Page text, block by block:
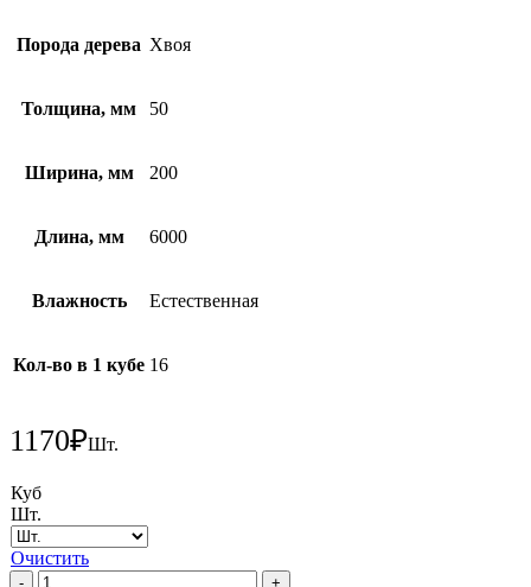
Порода дерева Хвоя
Толщина, мм 50
Ширина, мм 200
Длина, мм 6000
Влажность Естественная
Кол-во в 1 кубе 16
1170₽Шт.
Куб
Шт.
Очистить
Количество